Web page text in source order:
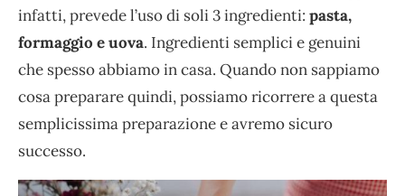
infatti, prevede l’uso di soli 3 ingredienti: pasta,
formaggio e uova. Ingredienti semplici e genuini
che spesso abbiamo in casa. Quando non sappiamo
cosa preparare quindi, possiamo ricorrere a questa
semplicissima preparazione e avremo sicuro
successo.